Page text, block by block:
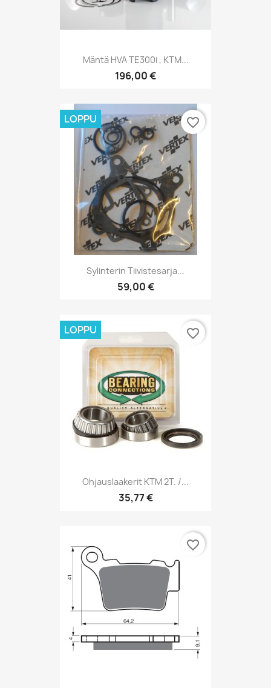
Mäntä HVA TE300i , KTM...
196,00 €
Sylinterin Tiivistesarja...
59,00 €
LOPPU favorite_border
Ohjauslaakerit KTM 2T. /...
35,77 €
LOPPU favorite_border
favorite_border